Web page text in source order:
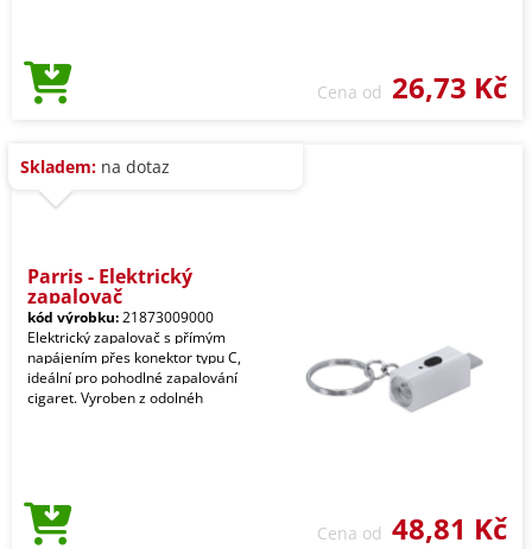
Cena od 26,73 Kč
Skladem: na dotaz
Parris - Elektrický
zapalovač
kód výrobku:21873009000
Elektrický zapalovač s přímým
napájením přes konektor typu C,
ideální pro pohodlné zapalování
cigaret. Vyroben z odolnéh
Cena od 48,81 Kč